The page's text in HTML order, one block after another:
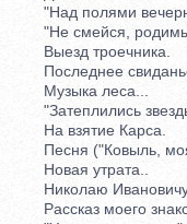
"Над полями
"Не смейся,
Выезд троечника.
Последнее
Музыка леса...
"Затеплились
На взятие Карса.
Песня ("Ковыль, моя
Новая утрата..
Николаю Ивановичу
Рассказ моего